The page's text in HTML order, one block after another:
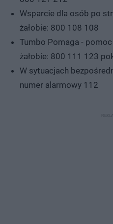
Wsparcie dla osób po
żałobie: 800 108 108
Tumbo Pomaga -
żałobie: 800 111 123
W sytuacjach
numer alarmowy 112